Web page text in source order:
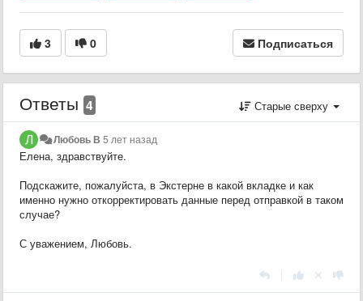
3 0 Подписаться
Ответы 4 Старые сверху
Любовь В 5 лет назад
Елена, здравствуйте.
Подскажите, пожалуйста, в Экстерне в какой вкладке и как
именно нужно откорректировать данные перед отправкой в таком
случае?
С уважением, Любовь.